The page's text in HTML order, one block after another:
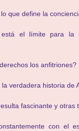
que define la
está el límite para la
los anfitriones?
la verdadera historia de
fascinante y otras
con el